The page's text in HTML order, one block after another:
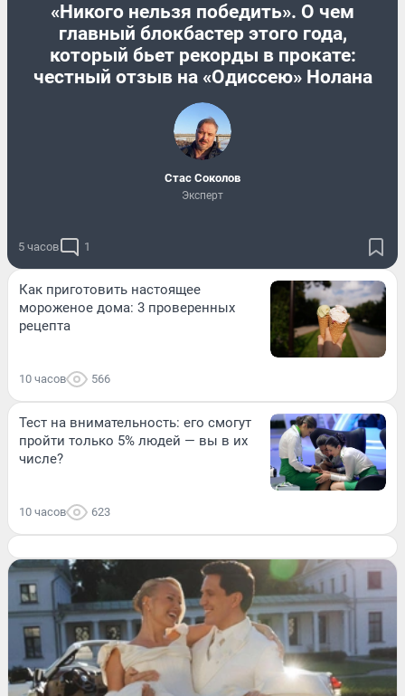
«Никого нельзя победить». О чем
главный блокбастер этого года,
который бьет рекорды в прокате:
честный отзыв на «Одиссею» Нолана
Стас Соколов
Эксперт
5 часов 1
Как приготовить настоящее
мороженое дома: 3 проверенных
рецепта
10 часов 566
Тест на внимательность: его смогут
пройти только 5% людей — вы в их
числе?
10 часов 623